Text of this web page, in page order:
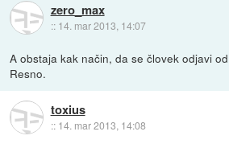
zero_max
:: 14. mar 2013, 14:07
A obstaja kak način, da se človek odjavi
Resno.
toxius
:: 14. mar 2013, 14:08